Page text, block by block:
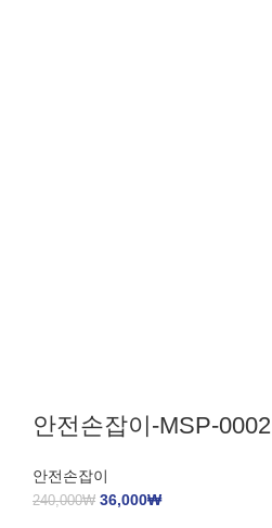
안전손잡이-MSP-0002
안전손잡이
240,000₩ 36,000₩